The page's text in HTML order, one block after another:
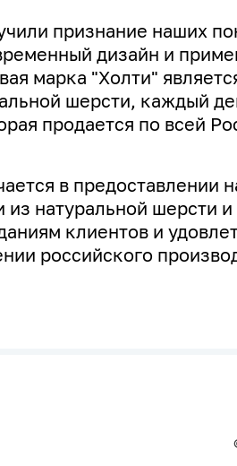
признание наших
дизайн и
марка "Холти"
шерсти, каждый
продается по всей
в предоставлении
натуральной шерсти
клиентов и
российского